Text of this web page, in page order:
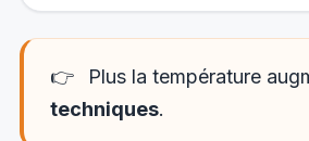
👉
Plus la température
techniques.